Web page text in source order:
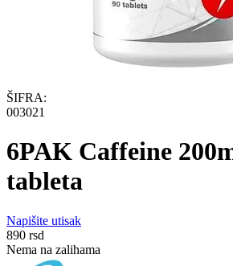
ŠIFRA:
003021
6PAK Caffeine
tableta
Napišite utisak
‍890‍ rsd
Nema na zalihama